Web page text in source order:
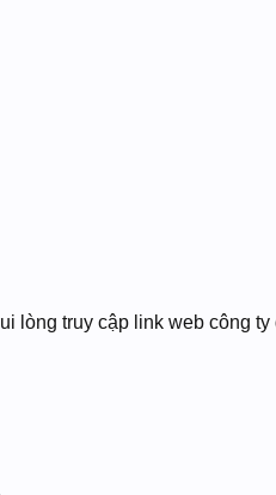
lòng truy cập link web công ty